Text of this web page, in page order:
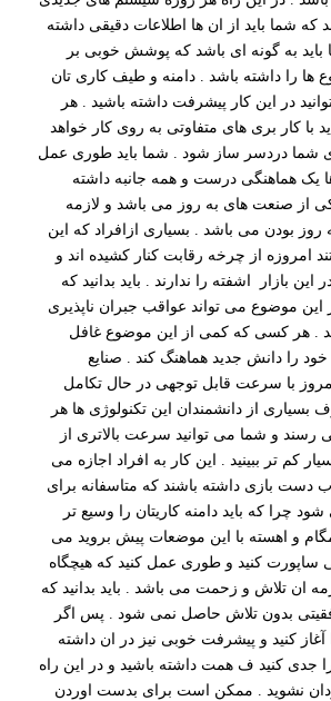
که شما باید از ان ها اطلاعات دقیقی داشته
باید به گونه ای باشد که پوشش خوبی بر
را داشته باشد . دامنه و طیف کاری تان
در این کار پیشرفت داشته باشید . هر
با کار بری های متفاوتی به روی کار خواهد
شما دردسر ساز شود . شما باید طوری عمل
یک هماهنگی درست و همه جانبه داشته
از صنعت های به روز می باشد و لازمه
روز بودن می باشد . بسیاری ازافراد که این
امروزه از چرخه رقابت کنار کشیده اند و
این بازار اشفته را ندارند . باید بدانید که
موضوع می تواند عواقب جبران ناپذیری
. هر کسی که کمی از این موضوع غافل
خود را دانش جدید هماهنگ کند . صنایع
با سرعت قابل توجهی در حال تکامل
بسیاری از دانشمندان این تکنولوژی ها هر
و شما می توانید سرعت بالاتری از
کم تر ببینید . این کار به افراد اجازه می
دست بازی داشته باشند که متاسفانه برای
چرا که باید دامنه کاریتان را وسیع تر
و اهسته با این موضعات پیش بروید می
ساپورت کنید و طوری عمل کنید که هیچگاه
ان تلاش و زحمت می باشد . باید بدانید که
بدون تلاش حاصل نمی شود . پس اگر
آغاز کنید و پیشرفت خوبی نیز در ان داشته
را جدی کنید ف همت داشته باشید و در این راه
نشوید . ممکن است برای بدست اوردن